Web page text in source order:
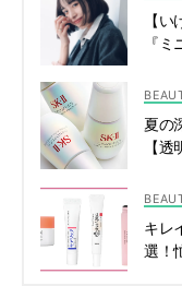
【
『
夏の
【
キレ
選！